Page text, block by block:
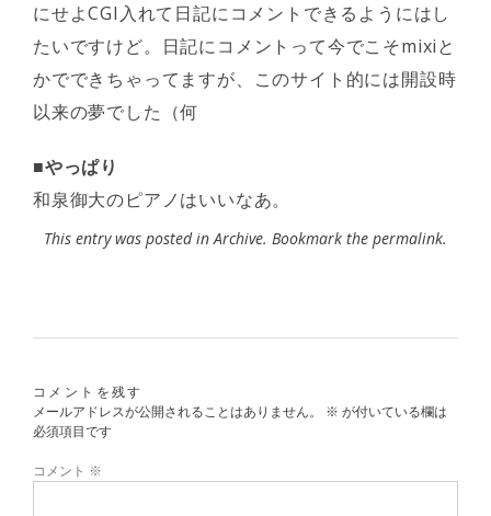
にせよCGI入れて日記にコメントできるようにはし
たいですけど。日記にコメントって今でこそmixiと
かでできちゃってますが、このサイト的には開設時
以来の夢でした（何
■やっぱり
和泉御大のピアノはいいなあ。
This entry was posted inArchive. Bookmark the permalink.
コメントを残す
メールアドレスが公開されることはありません。
※ が付いている欄は
必須項目です
コメント ※